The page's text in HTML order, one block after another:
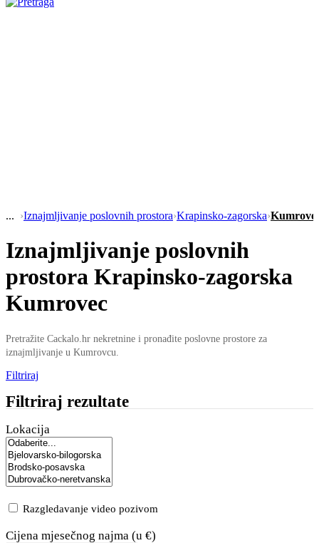
›Iznajmljivanje poslovnih prostora›Krapinsko-zagorska›
Iznajmljivanje poslovnih
prostora Krapinsko-zagorska
Kumrovec
Pretražite Cackalo.hr nekretnine i pronađite poslovne prostore za
iznajmljivanje u Kumrovcu.
Filtriraj
Filtriraj rezultate
Lokacija
Razgledavanje video pozivom
Cijena mjesečnog najma (u €)